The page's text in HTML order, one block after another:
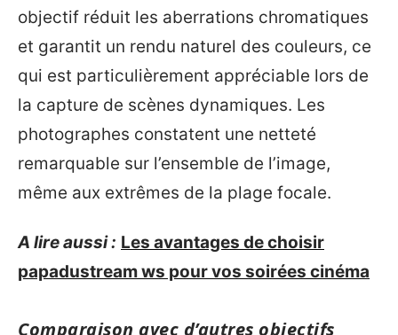
objectif réduit les aberrations chromatiques
et garantit un rendu naturel des couleurs, ce
qui est particulièrement appréciable lors de
la capture de scènes dynamiques. Les
photographes constatent une netteté
remarquable sur l’ensemble de l’image,
même aux extrêmes de la plage focale.
A lire aussi : Les avantages de choisir
papadustream ws pour vos soirées cinéma
Comparaison avec d’autres objectifs